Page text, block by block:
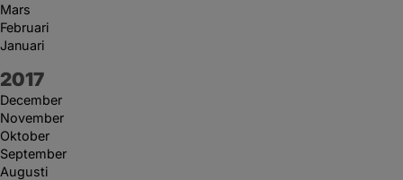
Mars
Februari
Januari
År:
2017
December
November
Oktober
September
Augusti